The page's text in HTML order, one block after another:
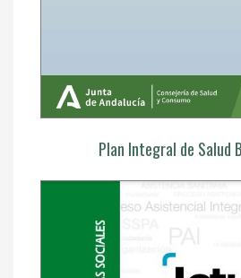
Plan Integral de Salud